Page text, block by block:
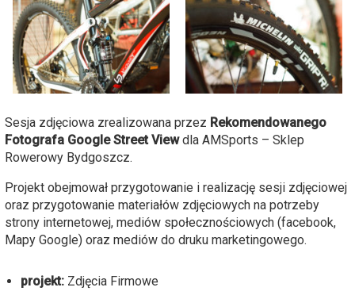
Sesja zdjęciowa zrealizowana przez Rekomendowanego
Fotografa Google Street Viewdla AMSports – Sklep
Rowerowy Bydgoszcz.
Projekt obejmował przygotowanie i realizację sesji zdjęciowej
oraz przygotowanie materiałów zdjęciowych na potrzeby
strony internetowej, mediów społecznościowych (facebook,
Mapy Google) oraz mediów do druku marketingowego.
projekt: Zdjęcia Firmowe